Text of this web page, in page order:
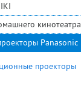
кинотеатра
Panasonic
проекторы